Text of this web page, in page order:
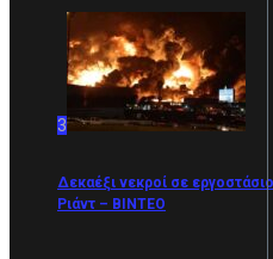
3
Δεκαέξι νεκροί σε
Ριάντ – ΒΙΝΤΕΟ